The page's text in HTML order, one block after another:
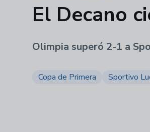
El Decano
Olimpia superó 2-1 a
Copa de Primera Sportivo